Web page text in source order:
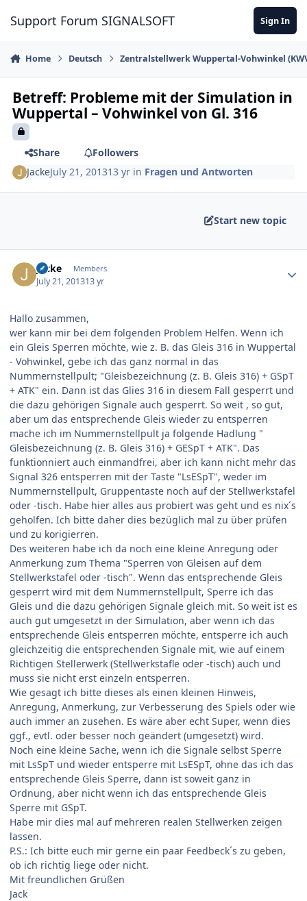
Support Forum SIGNALSOFT Sign In
Home Deutsch Zentralstellwerk Wuppertal-Vohwinkel
Betreff: Probleme mit der Simulation in
Wuppertal – Vohwinkel von Gl. 316
Share
Followers
JackeJuly 21, 201313 yr in Fragen und Antworten
Start new topic
Jacke Members
July 21, 201313 yr
Hallo zusammen,
wer kann mir bei dem folgenden Problem Helfen. Wenn ich
ein Gleis Sperren möchte, wie z. B. das Gleis 316 in Wuppertal
- Vohwinkel, gebe ich das ganz normal in das
Nummernstellpult; "Gleisbezeichnung (z. B. Gleis 316) + GSpT
+ ATK" ein. Dann ist das Glies 316 in diesem Fall gesperrt und
die dazu gehörigen Signale auch gesperrt. So weit , so gut,
aber um das entsprechende Gleis wieder zu entsperren
mache ich im Nummernstellpult ja folgende Hadlung "
Gleisbezeichnung (z. B. Gleis 316) + GESpT + ATK". Das
funktionniert auch einmandfrei, aber ich kann nicht mehr das
Signal 326 entsperren mit der Taste "LsESpT", weder im
Nummernstellpult, Gruppentaste noch auf der Stellwerkstafel
oder -tisch. Habe hier alles aus probiert was geht und es nix´s
geholfen. Ich bitte daher dies bezüglich mal zu über prüfen
und zu korigierren.
Des weiteren habe ich da noch eine kleine Anregung oder
Anmerkung zum Thema "Sperren von Gleisen auf dem
Stellwerkstafel oder -tisch". Wenn das entsprechende Gleis
gesperrt wird mit dem Nummernstellpult, Sperre ich das
Gleis und die dazu gehörigen Signale gleich mit. So weit ist es
auch gut umgesetzt in der Simulation, aber wenn ich das
entsprechende Gleis entsperren möchte, entsperre ich auch
gleichzeitig die entsprechenden Signale mit, wie auf einem
Richtigen Stellerwerk (Stellwerkstafle oder -tisch) auch und
muss sie nicht erst einzeln entsperren.
Wie gesagt ich bitte dieses als einen kleinen Hinweis,
Anregung, Anmerkung, zur Verbesserung des Spiels oder wie
auch immer an zusehen. Es wäre aber echt Super, wenn dies
ggf., evtl. oder besser noch geändert (umgesetzt) wird.
Noch eine kleine Sache, wenn ich die Signale selbst Sperre
mit LsSpT und wieder entsperre mit LsESpT, ohne das ich das
entsprechende Gleis Sperre, dann ist soweit ganz in
Ordnung, aber nicht wenn ich das entsprechende Gleis
Sperre mit GSpT.
Habe mir dies mal auf mehreren realen Stellwerken zeigen
lassen.
P.S.: Ich bitte euch mir gerne ein paar Feedbeck´s zu geben,
ob ich richtig liege oder nicht.
Mit freundlichen Grüßen
Jack